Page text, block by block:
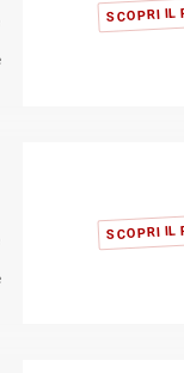
SCOPRI IL
SCOPRI IL